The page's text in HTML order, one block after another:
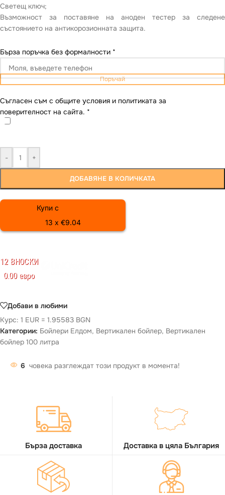
Светещ ключ;
Възможност за поставяне на аноден тестер за следене
състоянието на антикорозионната защита.
Бърза поръчка без формалности *
Поръчай
Съгласен съм с общите условия и политиката за
поверителност на сайта. *
- +
ДОБАВЯНЕ В КОЛИЧКАТА
Купи с
13 x €9.04
12 ВНОСКИ
0.00 евро
Добави в любими
Курс: 1 EUR = 1.95583 BGN
Категории: Бойлери Елдом, Вертикален бойлер, Вертикален
бойлер 100 литра
6 човека разглеждат този продукт в момента!
Бърза доставка Доставка в цяла България